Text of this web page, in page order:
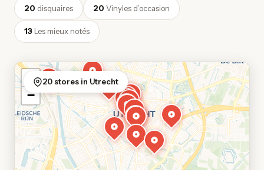
20 disquaires 20 Vinyles d’occasion
13 Les mieux notés
+
−
20 stores in Utrecht